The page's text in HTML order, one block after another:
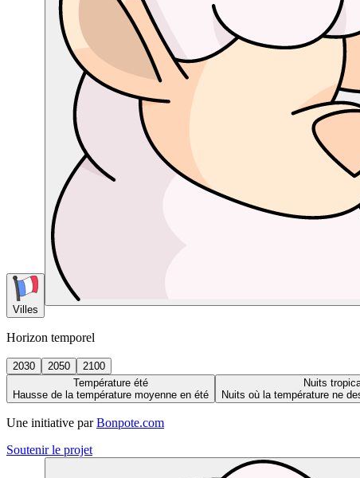
Villes
Horizon temporel
2030 2050
2100
Température été
Hausse de la température moyenne en été
Nuits
Nuits où la température ne
Une initiative par Bonpote.com
Soutenir le projet